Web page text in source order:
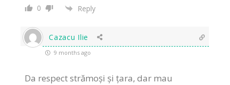
0 Reply
Cazacu Ilie
9 months ago
Da respect strămoși și țara, dar mau